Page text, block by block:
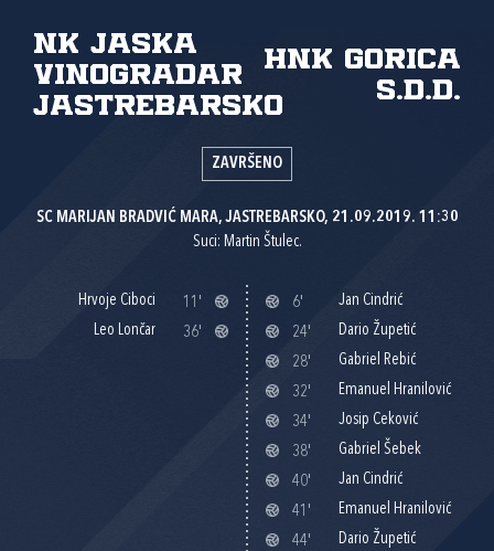
NK Jaska
Vinogradar
Jastrebarsko
HNK Gorica
s.d.d.
ZAVRŠENO
SC MARIJAN BRADVIĆ MARA, JASTREBARSKO, 21.09.2019. 11:30
Suci: Martin Štulec.
Hrvoje Ciboci
11'
Leo Lončar
36'
6'
Jan Cindrić
24'
Dario Župetić
28'
Gabriel Rebić
32'
Emanuel Hranilović
34'
Josip Ceković
38'
Gabriel Šebek
40'
Jan Cindrić
41'
Emanuel Hranilović
44'
Dario Župetić